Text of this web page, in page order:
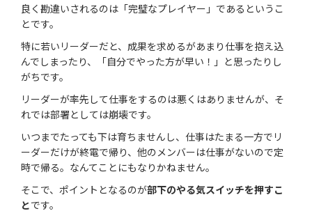
良く勘違いされるのは「完璧なプレイヤー」であるというこ
とです。
特に若いリーダーだと、成果を求めるがあまり仕事を抱え込
んでしまったり、「自分でやった方が早い！」と思ったりし
がちです。
リーダーが率先して仕事をするのは悪くはありませんが、そ
れでは部署としては崩壊です。
いつまでたっても下は育ちませんし、仕事はたまる一方でリ
ーダーだけが終電で帰り、他のメンバーは仕事がないので定
時で帰る。なんてことにもなりかねません。
そこで、ポイントとなるのが部下のやる気スイッチを押すこ
とです。